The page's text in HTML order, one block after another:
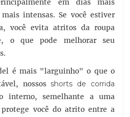
em dias mais
intensas. Se você estiver
você evita atritos da roupa
o que pode melhorar seu
é mais "larguinho" o que o
nossos shorts de corrida
interno, semelhante a uma
você do atrito entre a